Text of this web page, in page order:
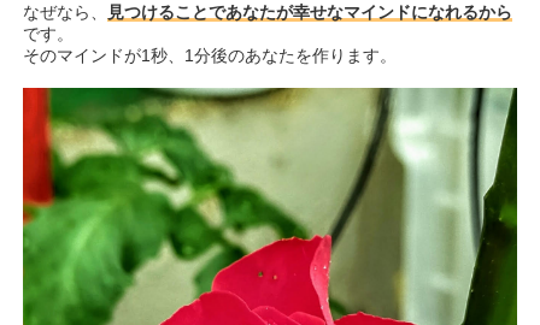
なぜなら、
見つけることであなたが幸せなマインドになれるから
です。
そのマインドが1秒、1分後のあなたを作ります。